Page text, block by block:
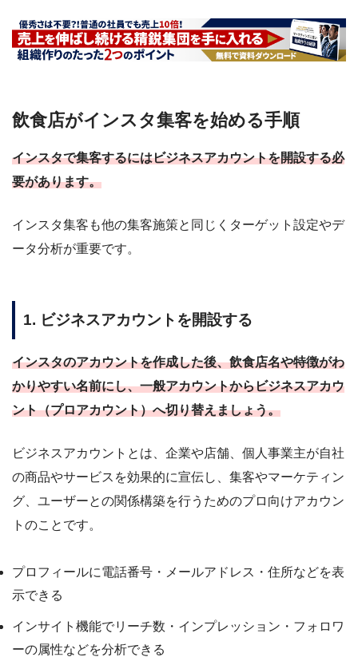
飲食店がインスタ集客を始める手順
インスタで集客するにはビジネスアカウントを開設する必
要があります。
インスタ集客も他の集客施策と同じくターゲット設定やデ
ータ分析が重要です。
1. ビジネスアカウントを開設する
インスタのアカウントを作成した後、飲食店名や特徴がわ
かりやすい名前にし、一般アカウントからビジネスアカウ
ント（プロアカウント）へ切り替えましょう。
ビジネスアカウントとは、企業や店舗、個人事業主が自社
の商品やサービスを効果的に宣伝し、集客やマーケティン
グ、ユーザーとの関係構築を行うためのプロ向けアカウン
トのことです。
プロフィールに電話番号・メールアドレス・住所などを表
示できる
インサイト機能でリーチ数・インプレッション・フォロワ
ーの属性などを分析できる